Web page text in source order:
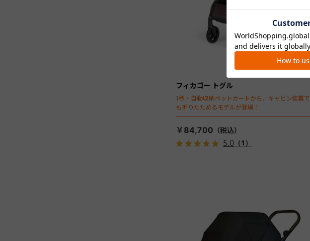
フィカゴー トグル
1秒・自動収納ペットカートから、キャビン装着で
も折りたためるモデルが登場！
￥84,700
5.0 （1）